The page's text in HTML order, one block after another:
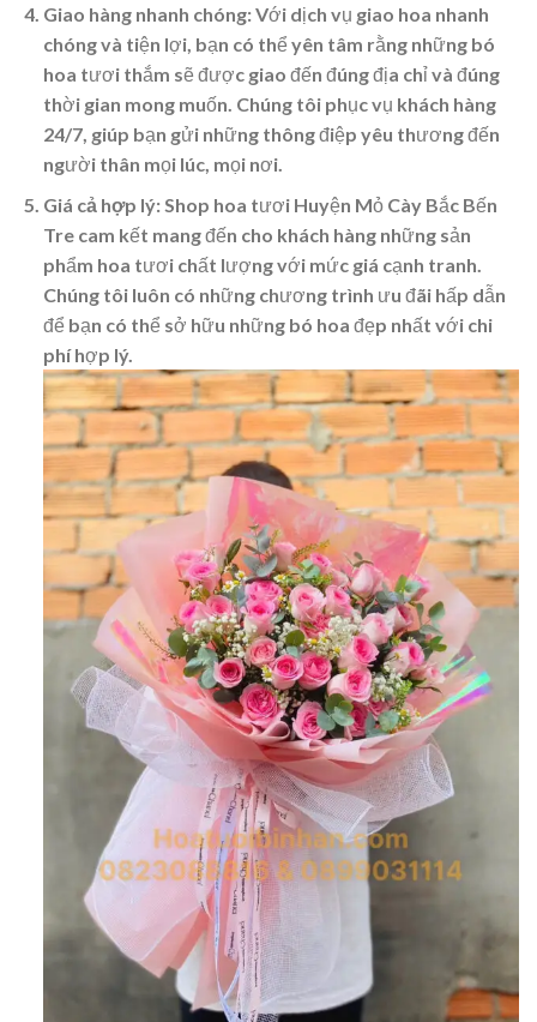
Giao hàng nhanh chóng:Với dịch vụ giao hoa nhanh
chóng và tiện lợi, bạn có thể yên tâm rằng những bó
hoa tươi thắm sẽ được giao đến đúng địa chỉ và đúng
thời gian mong muốn. Chúng tôi phục vụ khách hàng
24/7, giúp bạn gửi những thông điệp yêu thương đến
người thân mọi lúc, mọi nơi.
Giá cả hợp lý:Shop hoa tươi Huyện Mỏ Cày Bắc Bến
Tre cam kết mang đến cho khách hàng những sản
phẩm hoa tươi chất lượng với mức giá cạnh tranh.
Chúng tôi luôn có những chương trình ưu đãi hấp dẫn
để bạn có thể sở hữu những bó hoa đẹp nhất với chi
phí hợp lý.